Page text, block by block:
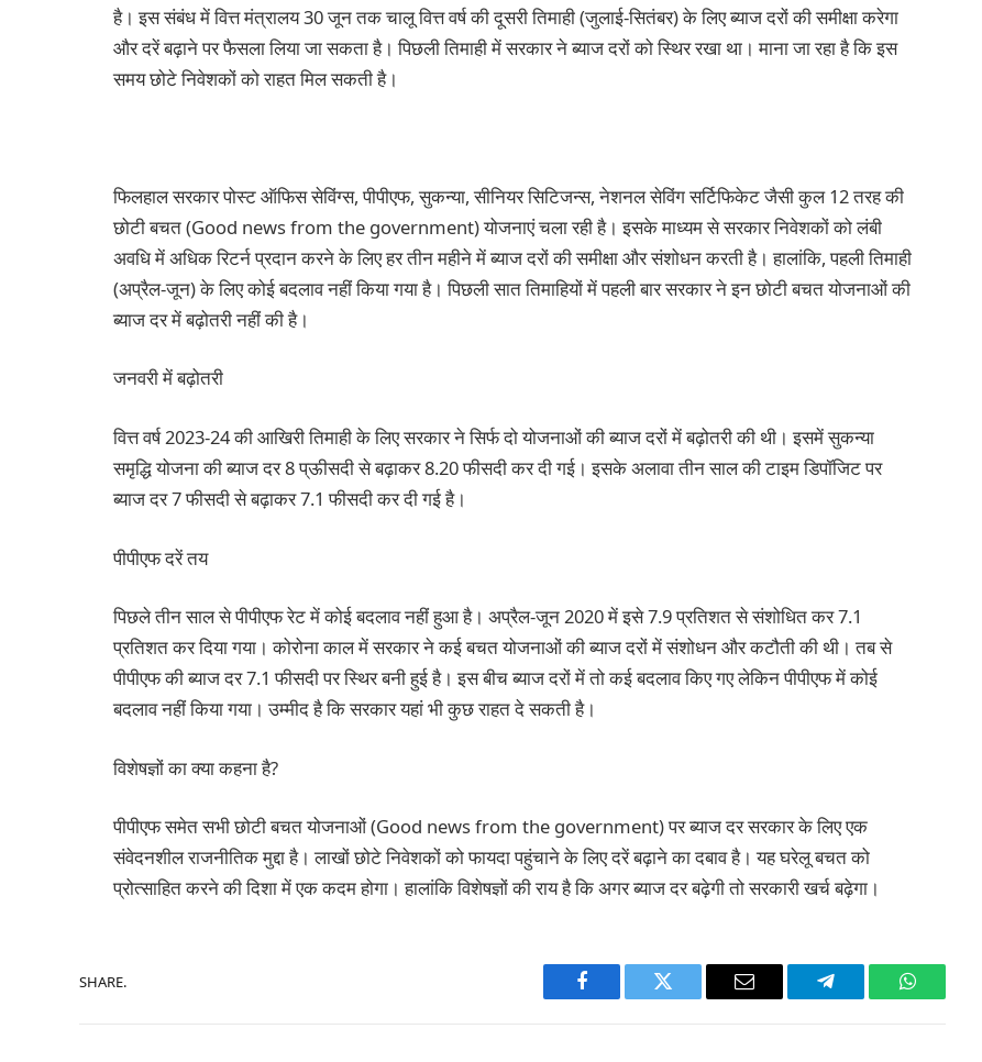
है। इस संबंध में वित्त मंत्रालय 30 जून तक चालू वित्त वर्ष की दूसरी तिमाही (जुलाई-सितंबर) के लिए ब्याज दरों की समीक्षा करेगा
और दरें बढ़ाने पर फैसला लिया जा सकता है। पिछली तिमाही में सरकार ने ब्याज दरों को स्थिर रखा था। माना जा रहा है कि इस
समय छोटे निवेशकों को राहत मिल सकती है।
फिलहाल सरकार पोस्ट ऑफिस सेविंग्स, पीपीएफ, सुकन्या, सीनियर सिटिजन्स, नेशनल सेविंग सर्टिफिकेट जैसी कुल 12 तरह की
छोटी बचत (Good news from the government) योजनाएं चला रही है। इसके माध्यम से सरकार निवेशकों को लंबी
अवधि में अधिक रिटर्न प्रदान करने के लिए हर तीन महीने में ब्याज दरों की समीक्षा और संशोधन करती है। हालांकि, पहली तिमाही
(अप्रैल-जून) के लिए कोई बदलाव नहीं किया गया है। पिछली सात तिमाहियों में पहली बार सरकार ने इन छोटी बचत योजनाओं की
ब्याज दर में बढ़ोतरी नहीं की है।
जनवरी में बढ़ोतरी
वित्त वर्ष 2023-24 की आखिरी तिमाही के लिए सरकार ने सिर्फ दो योजनाओं की ब्याज दरों में बढ़ोतरी की थी। इसमें सुकन्या
समृद्धि योजना की ब्याज दर 8 प्ऊीसदी से बढ़ाकर 8.20 फीसदी कर दी गई। इसके अलावा तीन साल की टाइम डिपॉजिट पर
ब्याज दर 7 फीसदी से बढ़ाकर 7.1 फीसदी कर दी गई है।
पीपीएफ दरें तय
पिछले तीन साल से पीपीएफ रेट में कोई बदलाव नहीं हुआ है। अप्रैल-जून 2020 में इसे 7.9 प्रतिशत से संशोधित कर 7.1
प्रतिशत कर दिया गया। कोरोना काल में सरकार ने कई बचत योजनाओं की ब्याज दरों में संशोधन और कटौती की थी। तब से
पीपीएफ की ब्याज दर 7.1 फीसदी पर स्थिर बनी हुई है। इस बीच ब्याज दरों में तो कई बदलाव किए गए लेकिन पीपीएफ में कोई
बदलाव नहीं किया गया। उम्मीद है कि सरकार यहां भी कुछ राहत दे सकती है।
विशेषज्ञों का क्या कहना है?
पीपीएफ समेत सभी छोटी बचत योजनाओं (Good news from the government) पर ब्याज दर सरकार के लिए एक
संवेदनशील राजनीतिक मुद्दा है। लाखों छोटे निवेशकों को फायदा पहुंचाने के लिए दरें बढ़ाने का दबाव है। यह घरेलू बचत को
प्रोत्साहित करने की दिशा में एक कदम होगा। हालांकि विशेषज्ञों की राय है कि अगर ब्याज दर बढ़ेगी तो सरकारी खर्च बढ़ेगा।
SHARE.
Facebook Twitter Email Telegram WhatsApp